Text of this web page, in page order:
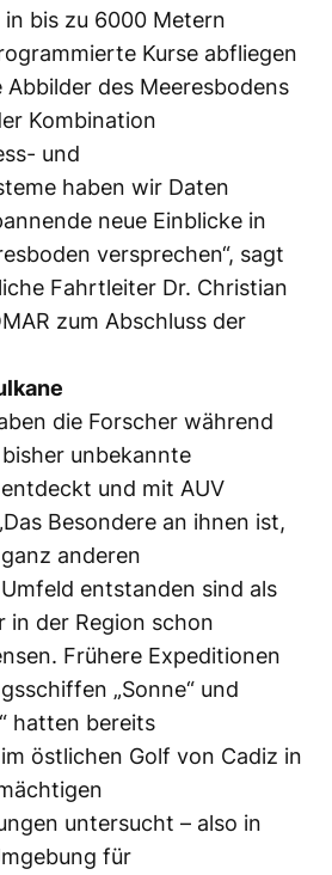
bis zu 6000 Metern
Kurse abfliegen
Abbilder des Meeresbodens
Kombination
und
haben wir Daten
neue Einblicke in
versprechen“, sagt
Fahrtleiter Dr. Christian
zum Abschluss der
die Forscher während
unbekannte
und mit AUV
Besondere an ihnen ist,
anderen
entstanden sind als
in der Region schon
Frühere Expeditionen
„Sonne“ und
hatten bereits
östlichen Golf von Cadiz in
untersucht – also in
für